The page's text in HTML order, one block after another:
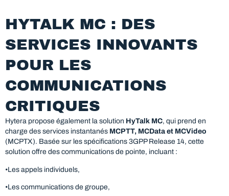
HYTALK MC : DES
SERVICES INNOVANTS
POUR LES
COMMUNICATIONS
CRITIQUES
Hytera propose également la solution HyTalk MC, qui prend en
charge des services instantanés MCPTT, MCData et MCVideo
(MCPTX). Basée sur les spécifications 3GPP Release 14, cette
solution offre des communications de pointe, incluant :
•Les appels individuels,
•Les communications de groupe,